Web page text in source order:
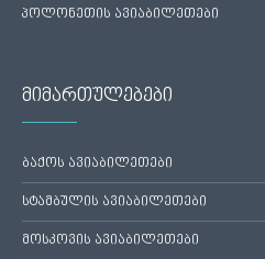
პოლონეთის ავიაბილეთები
მიმართულებები
ბაქოს ავიაბილეთები
სტამბულის ავიაბილეთები
მოსკოვის ავიაბილეთები